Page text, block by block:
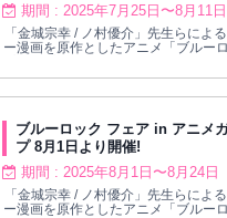
期間 : 2025年7月25日〜8月11日
「金城宗幸 / ノ村優介」先生らによ
ー漫画を原作としたアニメ「ブルー
日〜8月11日まで開催される。アニ
ブルーロック フェア in アニメ
プ 8月1日より開催!
期間 : 2025年8月1日〜8月24日
「金城宗幸 / ノ村優介」先生らによ
ー漫画を原作としたアニメ「ブルー